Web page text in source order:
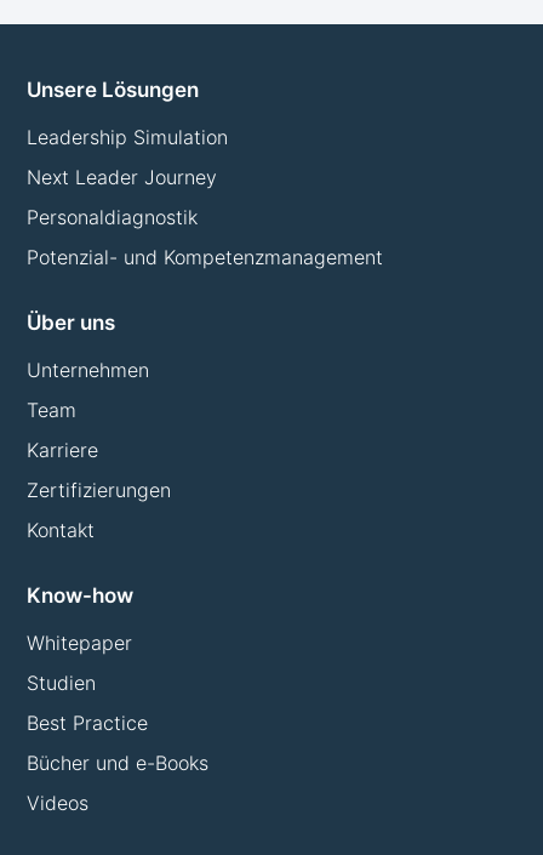
Unsere Lösungen
Leadership Simulation
Next Leader Journey
Personaldiagnostik
Potenzial- und Kompetenzmanagement
Über uns
Unternehmen
Team
Karriere
Zertifizierungen
Kontakt
Know-how
Whitepaper
Studien
Best Practice
Bücher und e-Books
Videos